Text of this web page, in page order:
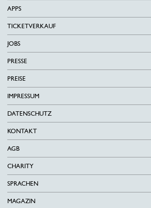
APPS
TICKETVERKAUF
JOBS
PRESSE
PREISE
IMPRESSUM
DATENSCHUTZ
KONTAKT
AGB
CHARITY
SPRACHEN
MAGAZIN